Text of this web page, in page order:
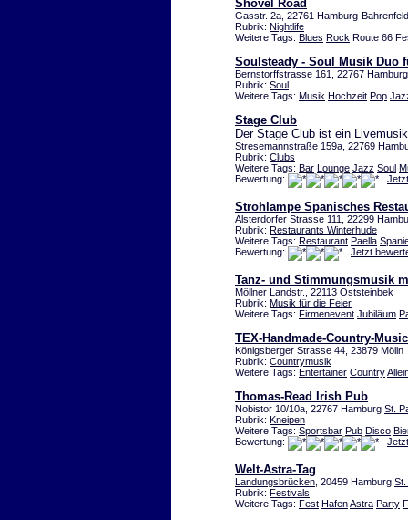
Shovel Road
Gasstr. 2a, 22761 Hamburg-
Rubrik: Nightlife
Weitere Tags: Blues Rock Route 66
Soulsteady - Soul Musik Duo
Bernstorffstrasse 161, 22767
Rubrik: Soul
Weitere Tags: Musik Hochzeit Pop
Stage Club
Der Stage Club ist ein
Stresemannstraße 159a, 22769
Rubrik: Clubs
Weitere Tags: Bar Lounge Jazz Soul
Bewertung:
Strohlampe Spanisches
Alsterdorfer Strasse 111, 22299
Rubrik: Restaurants Winterhude
Weitere Tags: Restaurant Paella
Bewertung:
Jetzt
Tanz- und Stimmungsmusik
Möllner Landstr., 22113 Oststeinbek
Rubrik: Musik für die Feier
Weitere Tags: Firmenevent Jubiläum
TEX-Handmade-Country-Music
Königsberger Strasse 44, 23879 Mölln
Rubrik: Countrymusik
Weitere Tags: Entertainer Country
Thomas-Read Irish Pub
Nobistor 10/10a, 22767 Hamburg St.
Rubrik: Kneipen
Weitere Tags: Sportsbar Pub Disco
Bewertung:
Welt-Astra-Tag
Landungsbrücken , 20459 Hamburg St.
Rubrik: Festivals
Weitere Tags: Fest HafenAstra Party